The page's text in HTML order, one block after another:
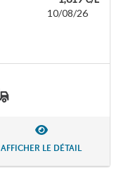
10/08/26
AFFICHER LE DÉTAIL